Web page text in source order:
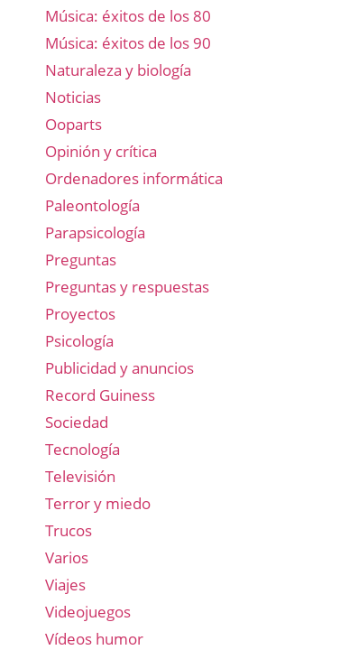
Música: éxitos de los 80
Música: éxitos de los 90
Naturaleza y biología
Noticias
Ooparts
Opinión y crítica
Ordenadores informática
Paleontología
Parapsicología
Preguntas
Preguntas y respuestas
Proyectos
Psicología
Publicidad y anuncios
Record Guiness
Sociedad
Tecnología
Televisión
Terror y miedo
Trucos
Varios
Viajes
Videojuegos
Vídeos humor